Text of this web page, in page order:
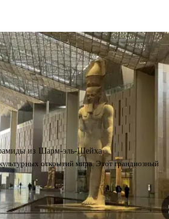
из Шарм-эль-Шейха
открытий мира. Этот грандиозный